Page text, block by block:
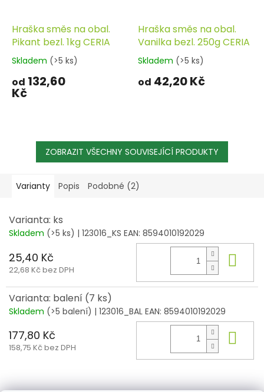
Hraška směs na obal.
Pikant bezl. 1kg CERIA
Skladem (>5 ks)
od 132,60
Kč
Hraška směs na obal.
Vanilka bezl. 250g CERIA
Skladem (>5 ks)
od 42,20 Kč
ZOBRAZIT VŠECHNY SOUVISEJÍCÍ PRODUKTY
Varianty Popis Podobné (2)
Varianta: ks
Skladem (>5 ks) | 123016_KS EAN: 8594010192029
25,40 Kč
22,68 Kč bez DPH
Varianta: balení (7 ks)
Skladem (>5 balení) | 123016_BAL EAN: 8594010192029
177,80 Kč
158,75 Kč bez DPH